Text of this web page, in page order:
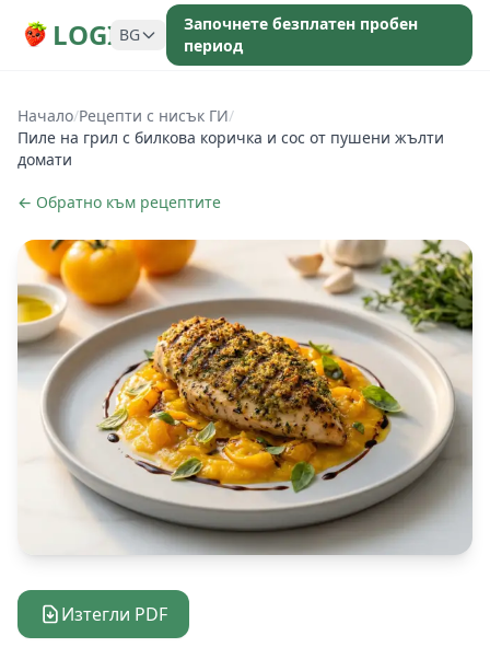
LOGI BG
Започнете безплатен пробен
период
Начало/Рецепти с нисък ГИ/
Пиле на грил с билкова коричка и сос от пушени жълти
домати
← Обратно към рецептите
Изтегли PDF